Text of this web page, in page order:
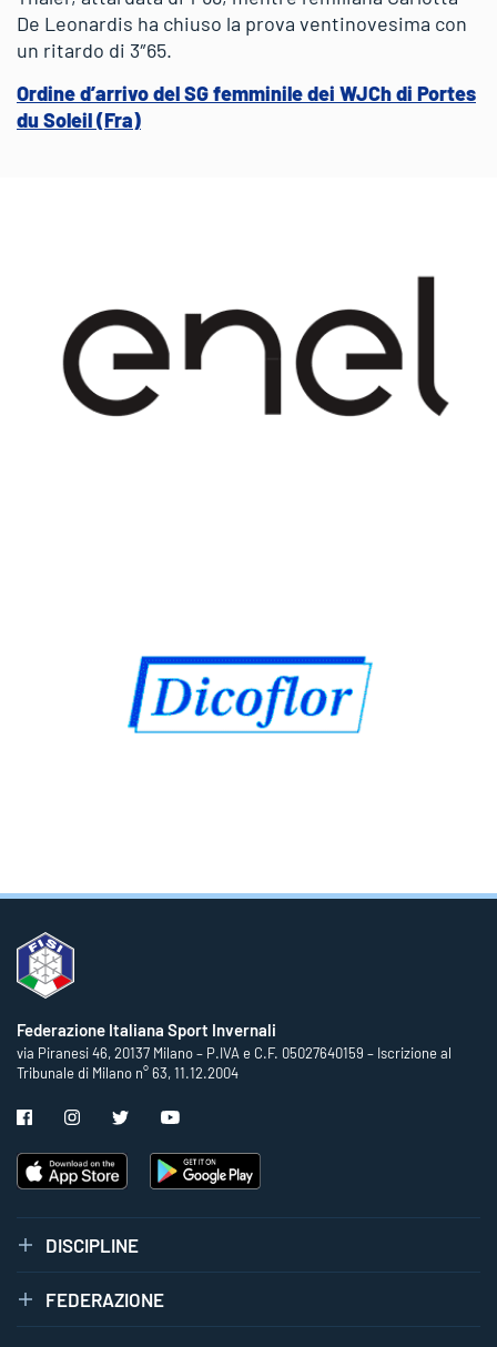
De Leonardis ha chiuso la prova ventinovesima con
un ritardo di 3″65.
Ordine d’arrivo del SG femminile dei WJCh di Portes
du Soleil (Fra)
Federazione Italiana Sport Invernali
via Piranesi 46, 20137 Milano – P.IVA e C.F. 05027640159 – Iscrizione al
Tribunale di Milano n° 63, 11.12.2004
DISCIPLINE
FEDERAZIONE